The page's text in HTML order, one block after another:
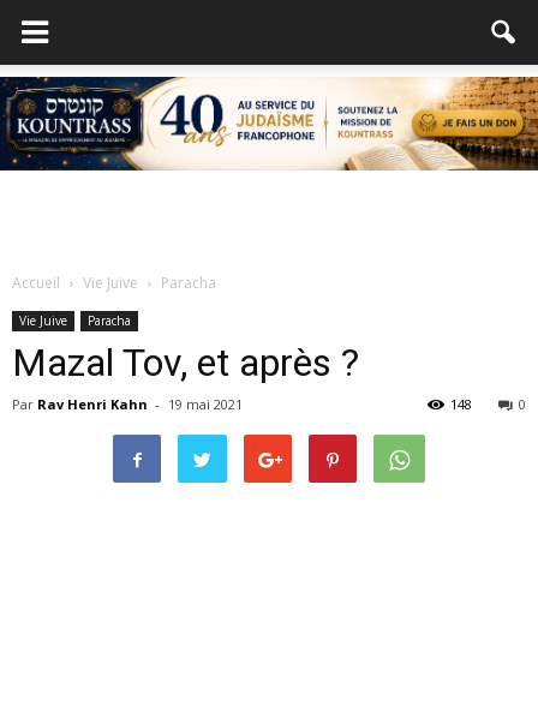
Accueil Vie Juive Paracha
Vie Juive Paracha
Mazal Tov, et après ?
Par Rav Henri Kahn - 19 mai 2021 0
148